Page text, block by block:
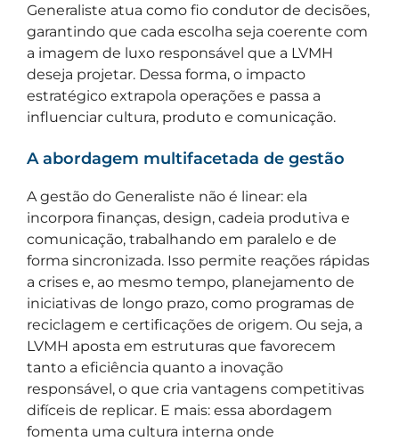
Generaliste atua como fio condutor de decisões,
garantindo que cada escolha seja coerente com
a imagem de luxo responsável que a LVMH
deseja projetar. Dessa forma, o impacto
estratégico extrapola operações e passa a
influenciar cultura, produto e comunicação.
A abordagem multifacetada de gestão
A gestão do Generaliste não é linear: ela
incorpora finanças, design, cadeia produtiva e
comunicação, trabalhando em paralelo e de
forma sincronizada. Isso permite reações rápidas
a crises e, ao mesmo tempo, planejamento de
iniciativas de longo prazo, como programas de
reciclagem e certificações de origem. Ou seja, a
LVMH aposta em estruturas que favorecem
tanto a eficiência quanto a inovação
responsável, o que cria vantagens competitivas
difíceis de replicar. E mais: essa abordagem
fomenta uma cultura interna onde